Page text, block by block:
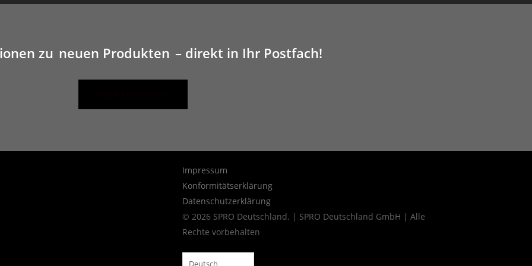
zu neuen Produkten – direkt in Ihr Postfach!
Impressum
Konformitätserklärung
Datenschutzerklärung
© 2026 SPRO Deutschland. | SPRO Deutschland GmbH | Alle
Rechte vorbehalten
Deutsch